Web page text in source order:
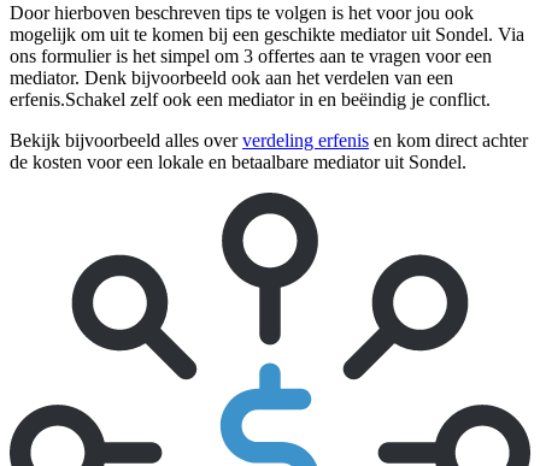
Door hierboven beschreven tips te volgen is het voor jou ook
mogelijk om uit te komen bij een geschikte mediator uit Sondel. Via
ons formulier is het simpel om 3 offertes aan te vragen voor een
mediator. Denk bijvoorbeeld ook aan het verdelen van een
erfenis.Schakel zelf ook een mediator in en beëindig je conflict.
Bekijk bijvoorbeeld alles oververdeling erfenis en kom direct achter
de kosten voor een lokale en betaalbare mediator uit Sondel.